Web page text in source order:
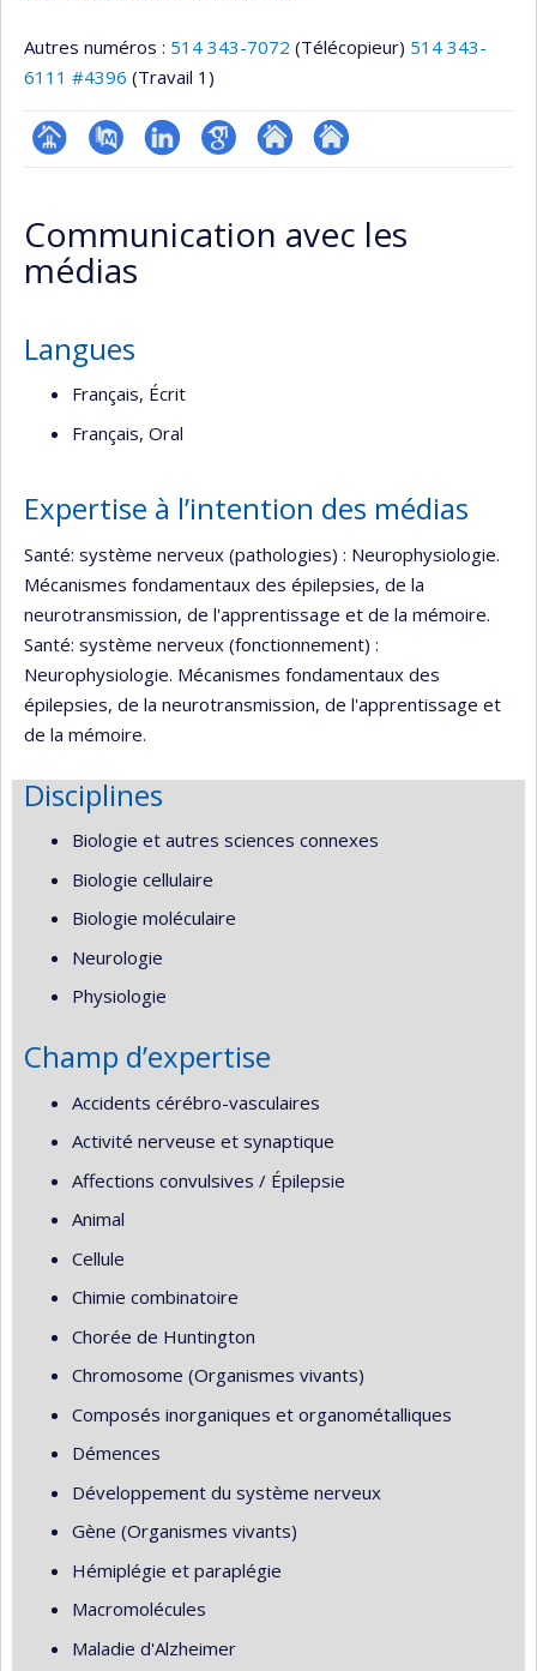
Autres numéros : 514 343-7072 (Télécopieur) 514 343-
6111 #4396 (Travail 1)
Page
(faculté,département,école)
PubMedLinkedInGoogleAutre
web
Autre
web
Communication avec les
médias
Langues
Français, Écrit
Français, Oral
Expertise à l’intention des médias
Santé: système nerveux (pathologies) : Neurophysiologie.
Mécanismes fondamentaux des épilepsies, de la
neurotransmission, de l'apprentissage et de la mémoire.
Santé: système nerveux (fonctionnement) :
Neurophysiologie. Mécanismes fondamentaux des
épilepsies, de la neurotransmission, de l'apprentissage et
de la mémoire.
Disciplines
Biologie et autres sciences connexes
Biologie cellulaire
Biologie moléculaire
Neurologie
Physiologie
Champ d’expertise
Accidents cérébro-vasculaires
Activité nerveuse et synaptique
Affections convulsives / Épilepsie
Animal
Cellule
Chimie combinatoire
Chorée de Huntington
Chromosome (Organismes vivants)
Composés inorganiques et organométalliques
Démences
Développement du système nerveux
Gène (Organismes vivants)
Hémiplégie et paraplégie
Macromolécules
Maladie d'Alzheimer